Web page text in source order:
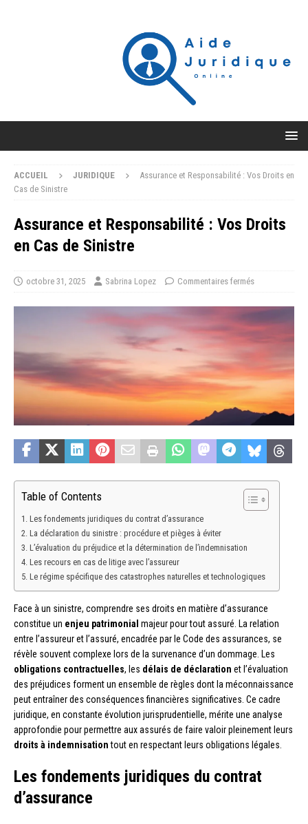
ACCUEIL JURIDIQUE
Assurance et Responsabilité : Vos Droits en
Cas de Sinistre
Assurance et Responsabilité : Vos Droits
en Cas de Sinistre
octobre 31, 2025 Sabrina Lopez Commentaires fermés
Table of Contents
Les fondements juridiques du contrat d’assurance
La déclaration du sinistre : procédure et pièges à éviter
L’évaluation du préjudice et la détermination de l’indemnisation
Les recours en cas de litige avec l’assureur
Le régime spécifique des catastrophes naturelles et technologiques
Face à un sinistre, comprendre ses droits en matière d’assurance
constitue un enjeu patrimonial majeur pour tout assuré. La relation
entre l’assureur et l’assuré, encadrée par le Code des assurances, se
révèle souvent complexe lors de la survenance d’un dommage. Les
obligations contractuelles, les délais de déclaration et l’évaluation
des préjudices forment un ensemble de règles dont la méconnaissance
peut entraîner des conséquences financières significatives. Ce cadre
juridique, en constante évolution jurisprudentielle, mérite une analyse
approfondie pour permettre aux assurés de faire valoir pleinement leurs
droits à indemnisationtout en respectant leurs obligations légales.
Les fondements juridiques du contrat
d’assurance